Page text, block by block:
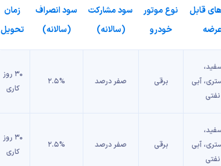
قابل
عرضه
نوع موتور
خودرو
سود مشارکت
(سالانه)
سود انصراف
(سالانه)
زمان
تحویل
آبی
نفتی
برقی صفر درصد ۲.۵%
۳۰ روز
کاری
آبی
نفتی
برقی صفر درصد ۲.۵%
۳۰ روز
کاری